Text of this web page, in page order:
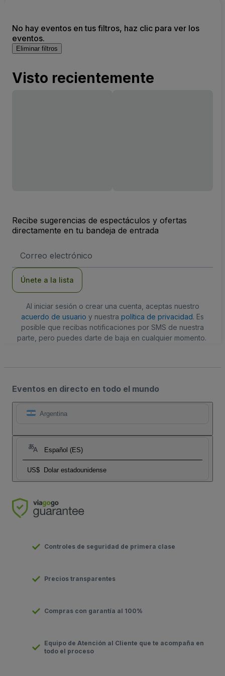
No hay eventos en tus filtros, haz clic para ver los
eventos.
Eliminar filtros
Visto recientemente
Recibe sugerencias de espectáculos y ofertas
directamente en tu bandeja de entrada
de
Únete a la lista
Al iniciar sesión o crear una cuenta, aceptas nuestro
acuerdo de usuario y nuestra política de privacidad. Es
posible que recibas notificaciones por SMS de nuestra
parte, pero puedes darte de baja en cualquier momento.
Eventos en directo en todo el mundo
Argentina
Español (ES)
US$ Dolar estadounidense
Controles de seguridad de primera clase
Precios transparentes
Compras con garantía al 100%
Equipo de Atención al Cliente que te acompaña en
todo el proceso